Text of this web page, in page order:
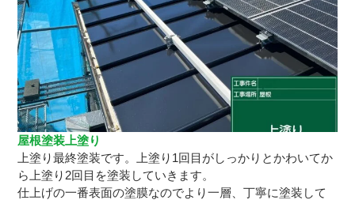
屋根塗装上塗り
上塗り最終塗装です。上塗り1回目がしっかりとかわいてか
ら上塗り2回目を塗装していきます。
仕上げの一番表面の塗膜なのでより一層、丁寧に塗装して